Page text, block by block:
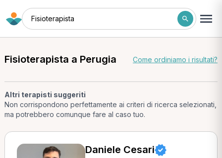
Fisioterapista
Fisioterapista a Perugia Come ordiniamo i risultati?
Altri terapisti suggeriti
Non corrispondono perfettamente ai criteri di ricerca selezionati,
ma potrebbero comunque fare al caso tuo.
Daniele Cesari